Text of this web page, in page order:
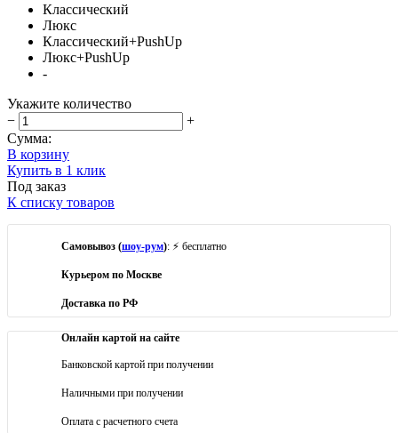
Классический
Люкс
Классический+PushUp
Люкс+PushUp
-
Укажите количество
−
+
Сумма:
В корзину
Купить в 1 клик
Под заказ
К списку товаров
Самовывоз (шоу-рум): ⚡ бесплатно
Курьером по Москве
Доставка по РФ
Онлайн картой на сайте
Банковской картой при получении
Наличными при получении
Оплата с расчетного счета